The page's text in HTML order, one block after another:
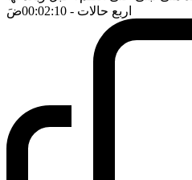
اربع حالات - 00:02:10 ضَ